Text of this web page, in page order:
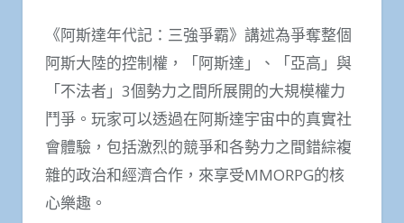
《阿斯達年代記：三強爭霸》講述為爭奪整個
阿斯大陸的控制權，「阿斯達」、「亞高」與
「不法者」3個勢力之間所展開的大規模權力
鬥爭。玩家可以透過在阿斯達宇宙中的真實社
會體驗，包括激烈的競爭和各勢力之間錯綜複
雜的政治和經濟合作，來享受MMORPG的核
心樂趣。